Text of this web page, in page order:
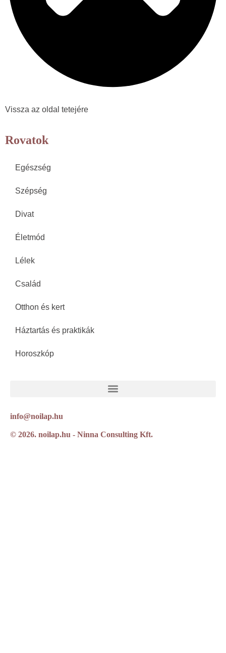
Vissza az oldal tetejére
Rovatok
Egészség
Szépség
Divat
Életmód
Lélek
Család
Otthon és kert
Háztartás és praktikák
Horoszkóp
info@noilap.hu
© 2026. noilap.hu - Ninna Consulting Kft.